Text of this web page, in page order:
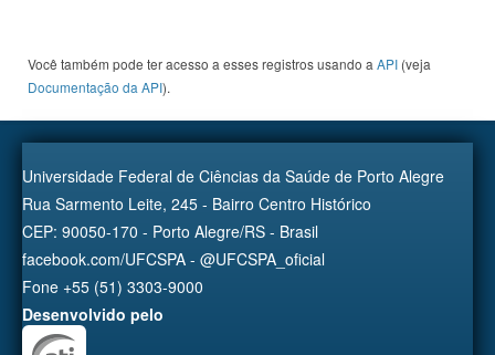
Você também pode ter acesso a esses registros usando a API (veja
Documentação da API).
Universidade Federal de Ciências da Saúde de Porto Alegre
Rua Sarmento Leite, 245 - Bairro Centro Histórico
CEP: 90050-170 - Porto Alegre/RS - Brasil
facebook.com/UFCSPA - @UFCSPA_oficial
Fone +55 (51) 3303-9000
Desenvolvido pelo